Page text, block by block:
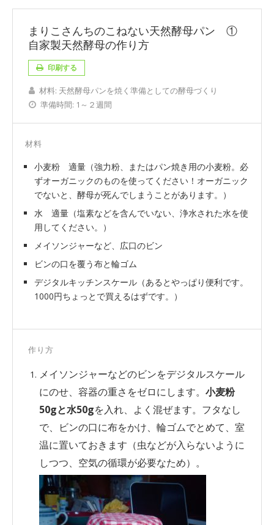
まりこさんちのこねない天然酵母パン ①
自家製天然酵母の作り方
印刷する
材料: 天然酵母パンを焼く準備としての酵母づくり
準備時間: 1～２週間
材料
小麦粉 適量（強力粉、またはパン焼き用の小麦粉。必
ずオーガニックのものを使ってください！オーガニック
でないと、酵母が死んでしまうことがあります。）
水 適量（塩素などを含んでいない、浄水された水を使
用してください。）
メイソンジャーなど、広口のビン
ビンの口を覆う布と輪ゴム
デジタルキッチンスケール（あるとやっぱり便利です。
1000円ちょっとで買えるはずです。）
作り方
メイソンジャーなどのビンをデジタルスケール
にのせ、容器の重さをゼロにします。 小麦粉
50gと水50gを入れ、よく混ぜます。フタなし
で、ビンの口に布をかけ、輪ゴムでとめて、室
温に置いておきます（虫などが入らないように
しつつ、空気の循環が必要なため）。